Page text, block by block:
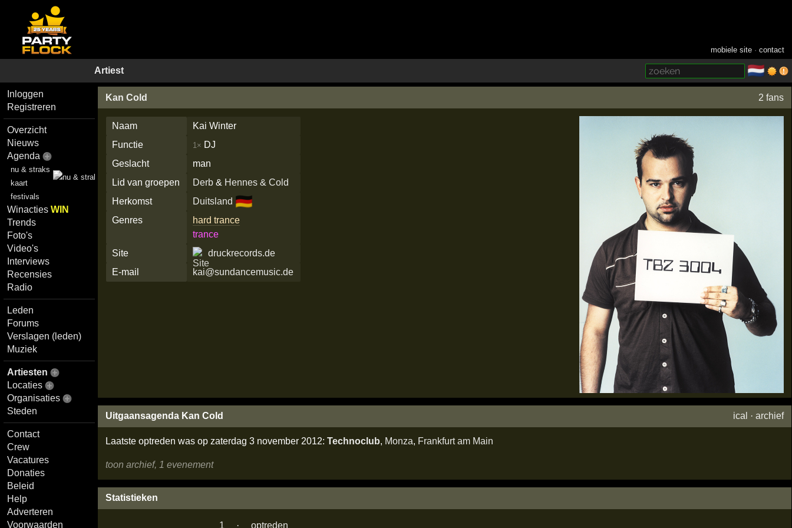
mobiele site ·contact
Artiest 🇳🇱
Inloggen
Registreren
Overzicht
Nieuws
Agenda
nu & straks
kaart
festivals
WinactiesWIN
Trends
Foto's
Video's
Interviews
Recensies
Radio
Leden
Forums
Verslagen (leden)
Muziek
Artiesten
Locaties
Organisaties
Steden
Contact
Crew
Vacatures
Donaties
Beleid
Help
Adverteren
Voorwaarden
Kan Cold 2 fans
Naam
Kai Winter
Functie
1× DJ
Geslacht
man
Lid van groepen
Derb & Hennes & Cold
Herkomst
Duitsland 🇩🇪
Genres
hard trance
trance
Site
druckrecords.de
E-mail
kai@sundancemusic.de
Uitgaansagenda Kan Cold ical ·archief
Laatste optreden was op zaterdag 3 november 2012: Technoclub, Monza, Frankfurt am Main
toon archief, 1 evenement
Statistieken
1 · optreden